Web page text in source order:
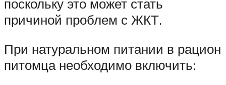
поскольку это может стать
причиной проблем с ЖКТ.
При натуральном питании в рацион
питомца необходимо включить: